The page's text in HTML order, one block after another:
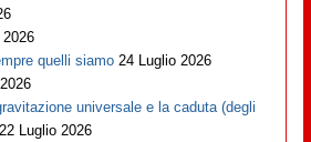
2026
quelli siamo 24 Luglio 2026
universale e la caduta (degli
22 Luglio 2026